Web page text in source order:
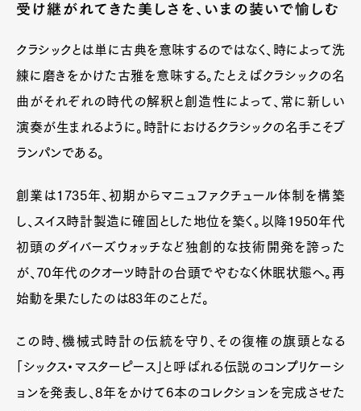
受け継がれてきた美しさを、いまの装いで愉しむ
クラシックとは単に古典を意味するのではなく、時によって洗
練に磨きをかけた古雅を意味する。たとえばクラシックの名
曲がそれぞれの時代の解釈と創造性によって、常に新しい
演奏が生まれるように。時計におけるクラシックの名手こそブ
ランパンである。
創業は1735年、初期からマニュファクチュール体制を構築
し、スイス時計製造に確固とした地位を築く。以降1950年代
初頭のダイバーズウォッチなど独創的な技術開発を誇った
が、70年代のクオーツ時計の台頭でやむなく休眠状態へ。再
始動を果たしたのは83年のことだ。
この時、機械式時計の伝統を守り、その復権の旗頭となる
「シックス・マスターピース」と呼ばれる伝説のコンプリケーシ
ョンを発表し、8年をかけて6本のコレクションを完成させた